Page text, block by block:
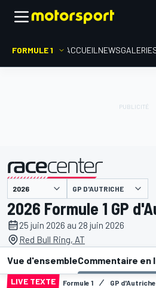
FORMULE 1 ACCUEIL NEWS
GP D'AUTRICHE
2026 Formule 1 GP
25 juin 2026 au 28 juin 2026
Red Bull Ring, AT
Vue d'ensembleCommentaire en
LIVE TEXTE Formule 1 GP d'Autriche